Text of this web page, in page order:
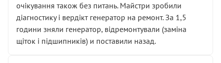
очікування також без питань. Майстри зробили
діагностику і вердікт генератор на ремонт. За 1,5
години зняли генератор, відремонтували (заміна
щіток і підшипників) и поставили назад.